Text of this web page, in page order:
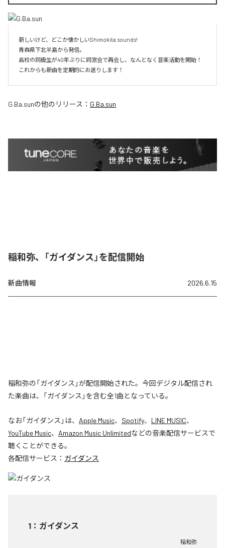
新しいけど、どこか懐かしいShimokita sounds!
青森県下北半島から発信。
高校の同級生が40年ぶりに同窓会で再会し、なんとなく音楽活動を開始！
これからも新曲を定期的にお送りします！
G.Ba.sunの他のリリース： G.Ba.sun
稲和弥、「ガイダンス」を配信開始
新曲情報 2026.6.15
稲和弥の「ガイダンス」が配信開始された。今回デジタル配信され
た楽曲は、「ガイダンス」を含む全1曲となっている。
なお「ガイダンス 」は、 Apple Music、 Spotify、 LINE MUSIC、
YouTube Music、 Amazon Music Unlimitedなどの音楽配信サービスで
聴くことができる。
各配信サービス： ガイダンス
1 ： ガイダンス
稲和弥